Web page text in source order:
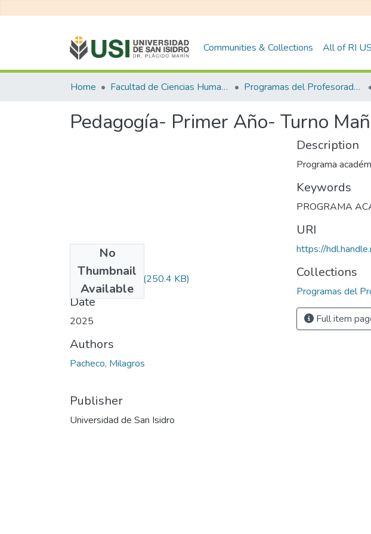
Communities & Collections All of RI
Home Facultad de Ciencias Humanas y Sociales Programas del Profesorado Universitario para Nivel Secundario y Superior
Pedagogía- Primer Año- Turno
No
Thumbnail
Available
Pedagogía.pdf (250.4 KB)
Date
2025
Authors
Pacheco, Milagros
Publisher
Universidad de San Isidro
Description
Programa
Keywords
PROGRAMA
URI
https://
Collections
Programas del
Full item